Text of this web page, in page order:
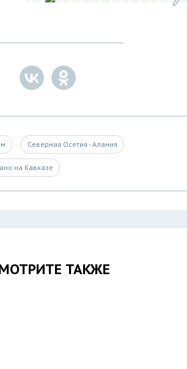
Северная Осетия - Алания
на Кавказе
ТАКЖЕ